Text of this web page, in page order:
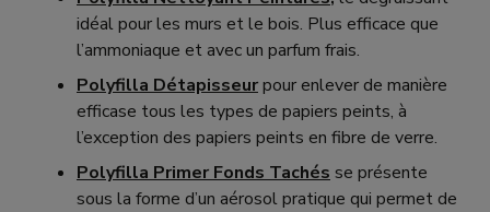
idéal pour les murs et le bois. Plus efficace que
l’ammoniaque et avec un parfum frais.
Polyfilla Détapisseurpour enlever de manière
efficase tous les types de papiers peints, à
l’exception des papiers peints en fibre de verre.
Polyfilla Primer Fonds Tachés se présente
sous la forme d’un aérosol pratique qui permet de